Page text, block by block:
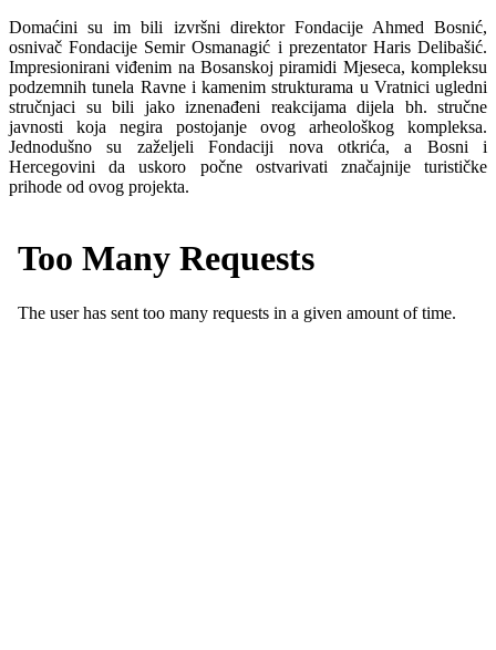
Domaćini su im bili izvršni direktor Fondacije Ahmed Bosnić,
osnivač Fondacije Semir Osmanagić i prezentator Haris Delibašić.
Impresionirani viđenim na Bosanskoj piramidi Mjeseca, kompleksu
podzemnih tunela Ravne i kamenim strukturama u Vratnici ugledni
stručnjaci su bili jako iznenađeni reakcijama dijela bh. stručne
javnosti koja negira postojanje ovog arheološkog kompleksa.
Jednodušno su zaželjeli Fondaciji nova otkrića, a Bosni i
Hercegovini da uskoro počne ostvarivati značajnije turističke
prihode od ovog projekta.